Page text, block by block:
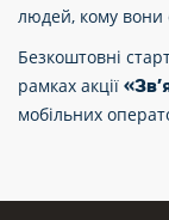
людей, кому вони
Безкоштовні
рамках акції
мобільних